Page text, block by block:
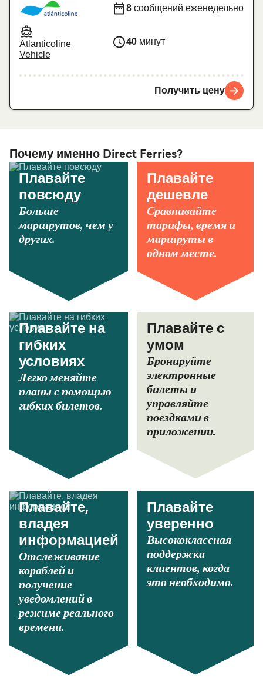
Atlanticoline
Vehicle
8 сообщений еженедельно
40 минут
Получить цену
Почему именно Direct Ferries?
Плавайте
повсюду
Больше
маршрутов, чем у
других.
Плавайте
дешевле
Сравнивайте
тарифы, время и
маршруты в
одном месте.
Плавайте на
гибких
условиях
Легко меняйте
планы с помощью
гибких билетов.
Плавайте с
умом
Бронируйте
электронные
билеты и
управляйте
поездками в
приложении.
Плавайте,
владея
информацией
Отслеживание
кораблей и
получение
уведомлений в
режиме реального
времени.
Плавайте
уверенно
Высококлассная
поддержка
клиентов, когда
это необходимо.